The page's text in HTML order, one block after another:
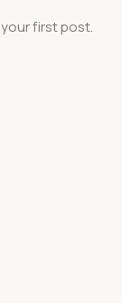
first post.